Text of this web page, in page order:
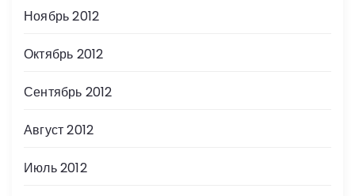
Ноябрь 2012
Октябрь 2012
Сентябрь 2012
Август 2012
Июль 2012